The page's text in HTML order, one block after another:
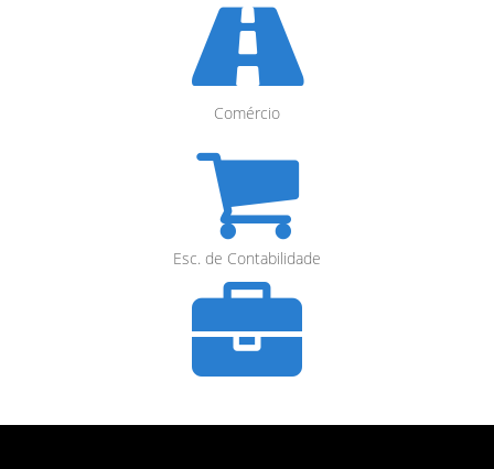
Comércio
Esc. de Contabilidade